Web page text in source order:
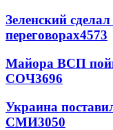
Зеленский
переговорах4573
Майора ВСП
СОЧ3696
Украина
СМИ3050